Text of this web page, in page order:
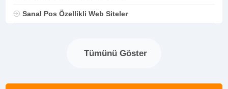
Sanal Pos Özellikli Web Siteler
Tümünü Göster